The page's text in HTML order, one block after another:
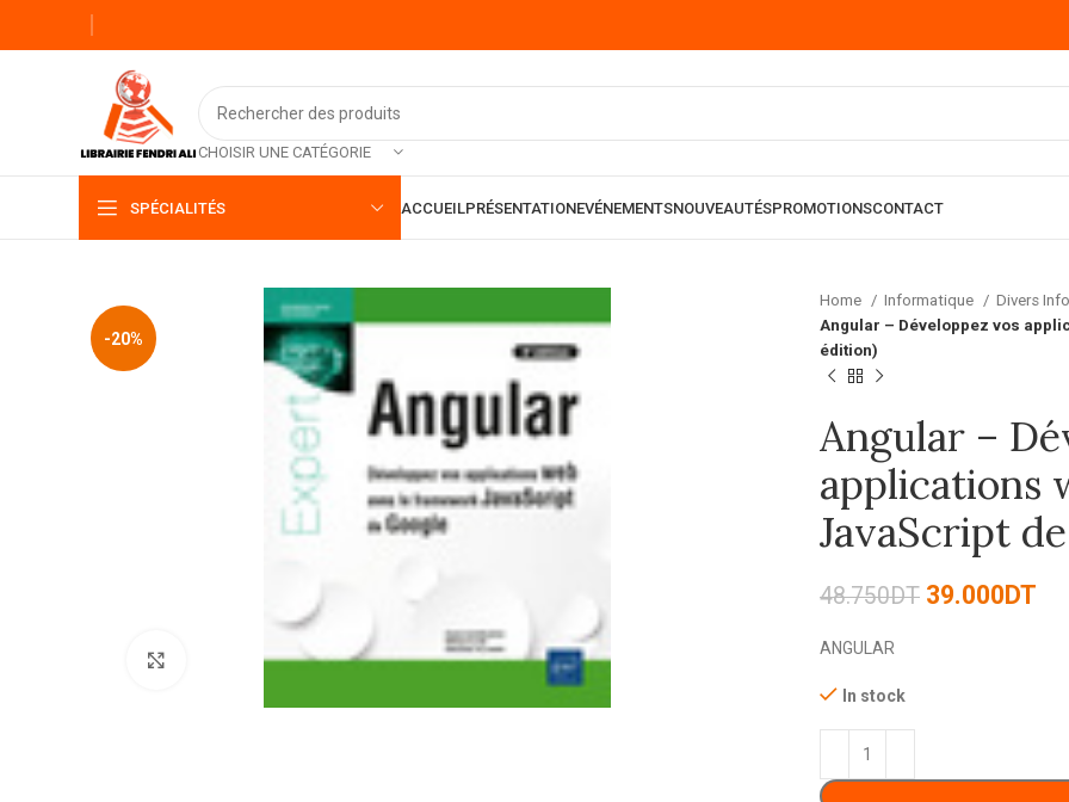
CHOISIR UNE CATÉGORIE
SPÉCIALITÉS ACCUEILPRÉSENTATIONEVÉNEMENTSNOUVEAUTÉSPROMOTIONSCONTACT
-20%
Click to enlarge
Home Informatique
Divers
Angular – Développez vos
édition)
Angular –
applications
JavaScript
48.750DT 39.000DT
ANGULAR
In stock